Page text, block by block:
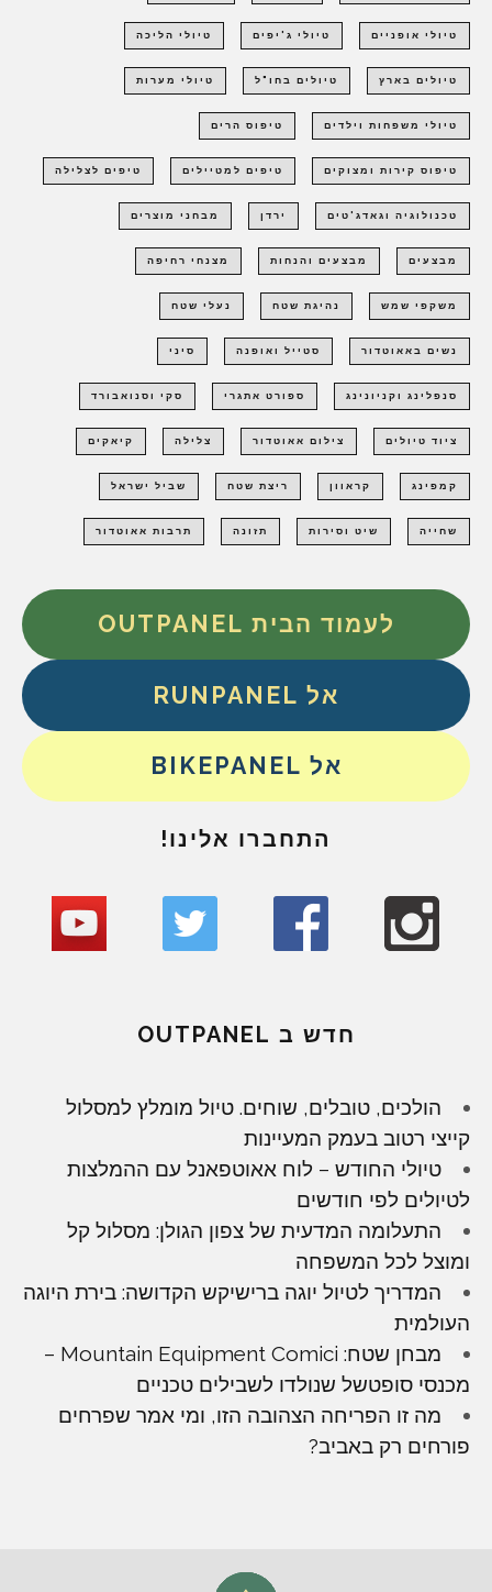
טיולי אופניים טיולי ג'יפים טיולי הליכה
טיולים בארץ טיולים בחו"ל טיולי מערות
טיולי משפחות וילדים טיפוס הרים
טיפוס קירות ומצוקים טיפים למטיילים טיפים לצלילה
טכנולוגיה וגאדג'טים ירדן מבחני מוצרים
מבצעים מבצעים והנחות מצנחי רחיפה
משקפי שמש נהיגת שטח נעלי שטח
נשים באאוטדור סטייל ואופנה סיני
סנפלינג וקניונינג ספורט אתגרי סקי וסנואבורד
ציוד טיולים צילום אאוטדור צלילה קיאקים
קמפינג קראוון ריצת שטח שביל ישראל
שחייה שיט וסירות תזונה תרבות אאוטדור
לעמוד הבית OUTPANEL
אל RUNPANEL
אל BIKEPANEL
התחברו אלינו!
חדש ב OUTPANEL
הולכים, טובלים, שוחים. טיול מומלץ למסלול
קייצי רטוב בעמק המעיינות
טיולי החודש – לוח אאוטפאנל עם ההמלצות
לטיולים לפי חודשים
התעלומה המדעית של צפון הגולן: מסלול קל
ומוצל לכל המשפחה
המדריך לטיול יוגה ברישיקש הקדושה: בירת היוגה
העולמית
מבחן שטח: Mountain Equipment Comici –
מכנסי סופטשל שנולדו לשבילים טכניים
מה זו הפריחה הצהובה הזו, ומי אמר שפרחים
פורחים רק באביב?